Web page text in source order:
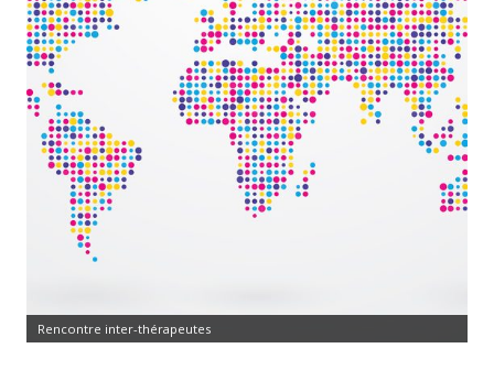
Rencontre inter-thérapeutes